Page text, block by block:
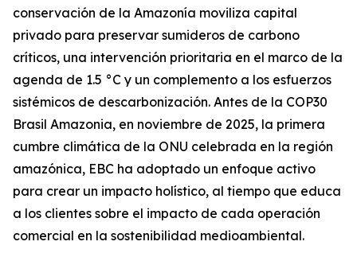
conservación de la Amazonía moviliza capital
privado para preservar sumideros de carbono
críticos, una intervención prioritaria en el marco de la
agenda de 1.5 °C y un complemento a los esfuerzos
sistémicos de descarbonización. Antes de la COP30
Brasil Amazonia, en noviembre de 2025, la primera
cumbre climática de la ONU celebrada en la región
amazónica, EBC ha adoptado un enfoque activo
para crear un impacto holístico, al tiempo que educa
a los clientes sobre el impacto de cada operación
comercial en la sostenibilidad medioambiental.